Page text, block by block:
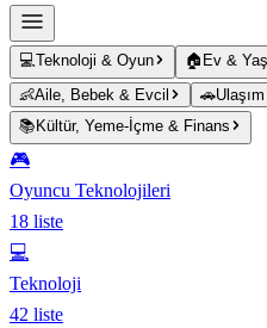
💻Teknoloji & Oyun 🏠 Ev &
👶Aile, Bebek & Evcil 🚗
📚 Kültür, Yeme-İçme & Finans
🎮
Oyuncu Teknolojileri
18 liste
💻
Teknoloji
42 liste